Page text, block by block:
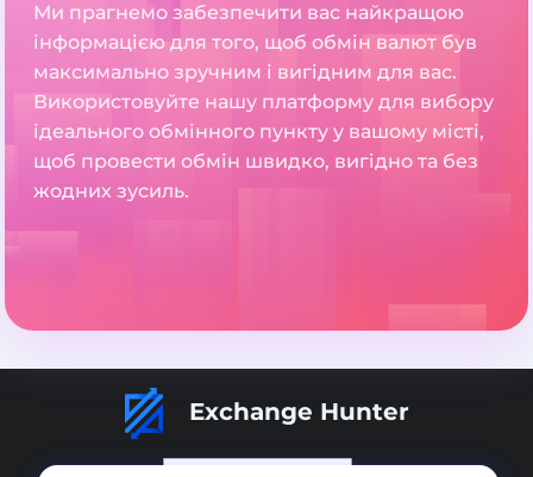
Ми прагнемо забезпечити вас найкращою
інформацією для того, щоб обмін валют був
максимально зручним і вигідним для вас.
Використовуйте нашу платформу для вибору
ідеального обмінного пункту у вашому місті,
щоб провести обмін швидко, вигідно та без
жодних зусиль.
Exchange Hunter